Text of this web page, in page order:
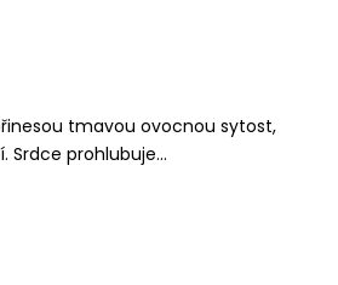
tmavou ovocnou sytost,
Srdce prohlubuje...